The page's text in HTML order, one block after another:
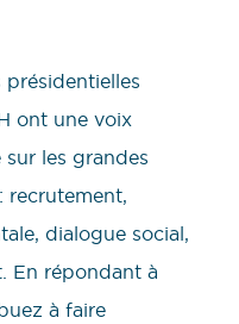
présidentielles
ont une voix
les grandes
recrutement,
dialogue social,
En répondant à
à faire